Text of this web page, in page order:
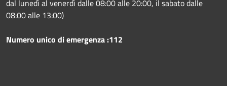
dal lunedì al venerdì dalle 08:00 alle 20:00, il sabato dalle
08:00 alle 13:00)
Numero unico di emergenza :112